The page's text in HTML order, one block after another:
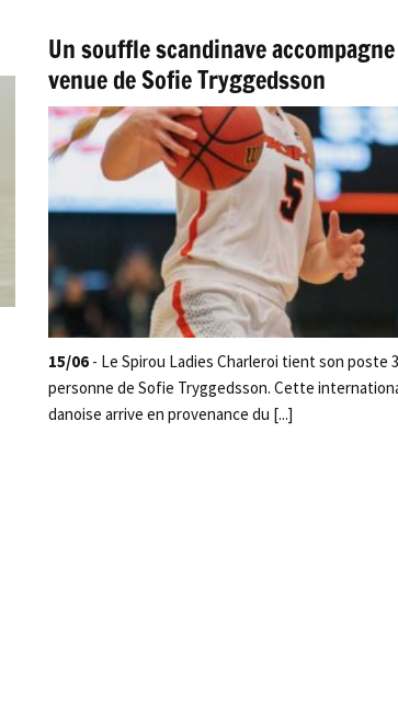
Un souffle scandinave
venue de Sofie Tryggedsson
15/06- Le Spirou Ladies Charleroi tient son poste
personne de Sofie Tryggedsson. Cette
danoise arrive en provenance du [...]